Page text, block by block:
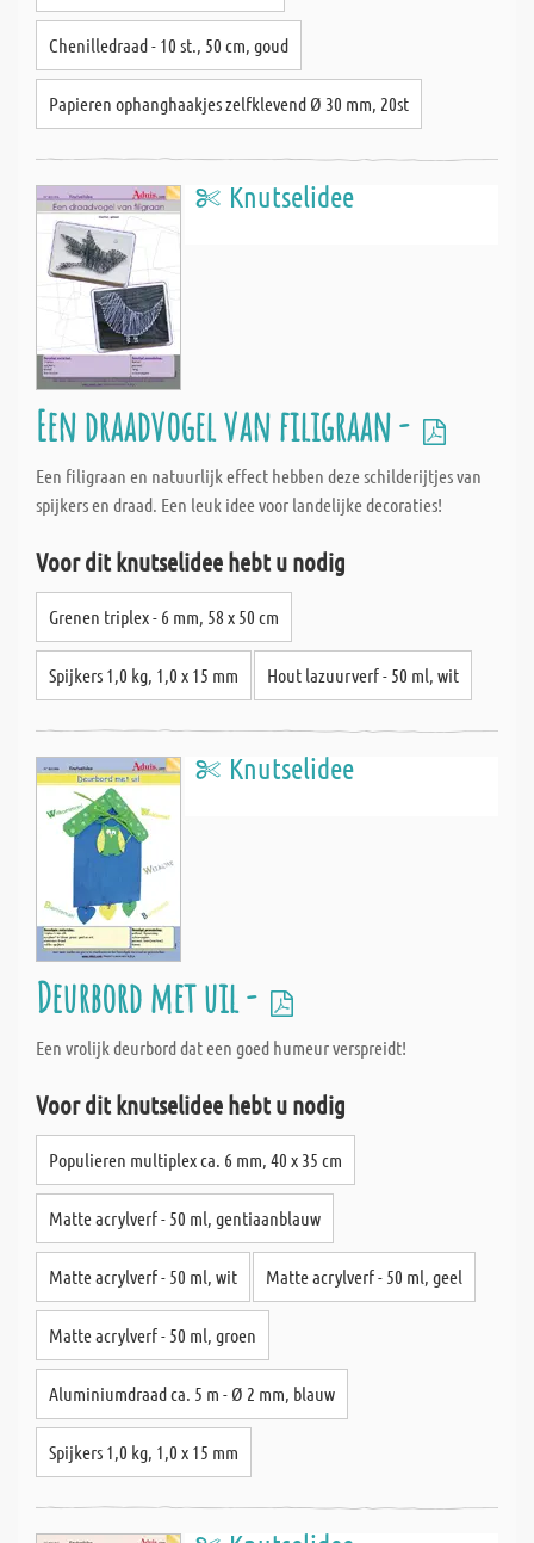
Chenilledraad - 10 st., 50 cm, goud
Papieren ophanghaakjes zelfklevend Ø 30 mm, 20st
Knutselidee
Een draadvogel van filigraan -
Een filigraan en natuurlijk effect hebben deze schilderijtjes van
spijkers en draad. Een leuk idee voor landelijke decoraties!
Voor dit knutselidee hebt u nodig
Grenen triplex - 6 mm, 58 x 50 cm
Spijkers 1,0 kg, 1,0 x 15 mm Hout lazuurverf - 50 ml, wit
Knutselidee
Deurbord met uil -
Een vrolijk deurbord dat een goed humeur verspreidt!
Voor dit knutselidee hebt u nodig
Populieren multiplex ca. 6 mm, 40 x 35 cm
Matte acrylverf - 50 ml, gentiaanblauw
Matte acrylverf - 50 ml, wit Matte acrylverf - 50 ml, geel
Matte acrylverf - 50 ml, groen
Aluminiumdraad ca. 5 m - Ø 2 mm, blauw
Spijkers 1,0 kg, 1,0 x 15 mm